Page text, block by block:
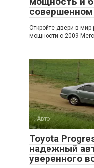
Откройте двери в
мощности с 2009
Авто
Toyota
надежный
уверенного